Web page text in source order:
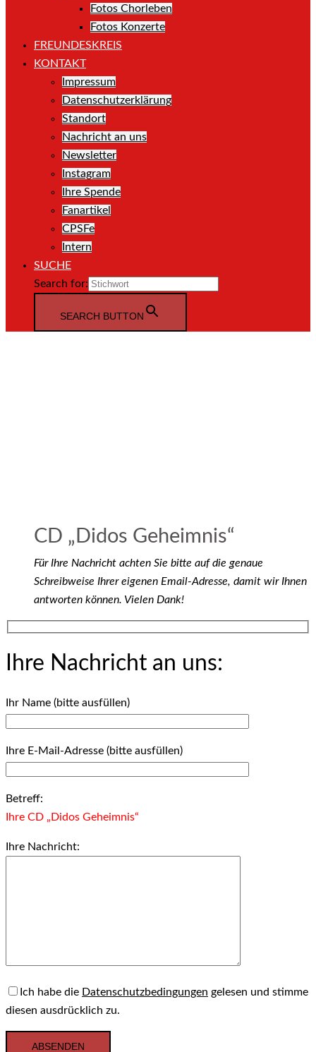
Fotos Chorleben
Fotos Konzerte
FREUNDESKREIS
KONTAKT
Impressum
Datenschutzerklärung
Standort
Nachricht an uns
Newsletter
Instagram
Ihre Spende
Fanartikel
CPSFe
Intern
SUCHE
Search for:
SEARCH BUTTON
CD „Didos Geheimnis“
Für Ihre Nachricht achten Sie bitte auf die genaue
Schreibweise Ihrer eigenen Email-Adresse, damit wir Ihnen
antworten können. Vielen Dank!
Ihre Nachricht an uns:
Ihr Name (bitte ausfüllen)
Ihre E-Mail-Adresse (bitte ausfüllen)
Betreff:
Ihre CD „Didos Geheimnis“
Ihre Nachricht:
Ich habe die Datenschutzbedingungen gelesen und stimme
diesen ausdrücklich zu.